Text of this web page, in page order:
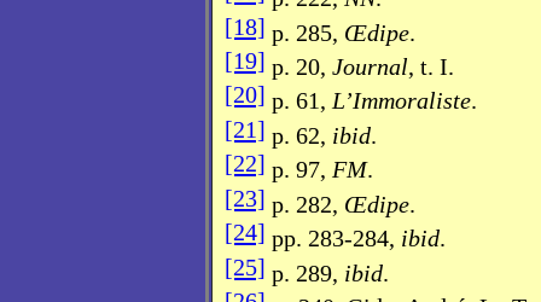
[18] p. 285, Œdipe.
[19] p. 20, Journal, t. I.
[20] p. 61,L’Immoraliste.
[21] p. 62, ibid.
[22] p. 97, FM.
[23] p. 282, Œdipe.
[24] pp. 283-284, ibid.
[25] p. 289, ibid.